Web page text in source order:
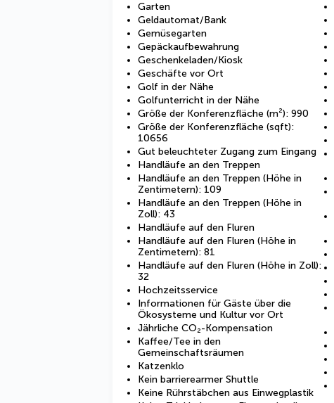
Garten
Geldautomat/Bank
Gemüsegarten
Gepäckaufbewahrung
Geschenkeladen/Kiosk
Geschäfte vor Ort
Golf in der Nähe
Golfunterricht in der Nähe
Größe der Konferenzfläche (m²): 990
Größe der Konferenzfläche (sqft):
10656
Gut beleuchteter Zugang zum Eingang
Handläufe an den Treppen
Handläufe an den Treppen (Höhe in
Zentimetern): 109
Handläufe an den Treppen (Höhe in
Zoll): 43
Handläufe auf den Fluren
Handläufe auf den Fluren (Höhe in
Zentimetern): 81
Handläufe auf den Fluren (Höhe in Zoll):
32
Hochzeitsservice
Informationen für Gäste über die
Ökosysteme und Kultur vor Ort
Jährliche CO₂-Kompensation
Kaffee/Tee in den
Gemeinschaftsräumen
Katzenklo
Kein barrierearmer Shuttle
Keine Rührstäbchen aus Einwegplastik